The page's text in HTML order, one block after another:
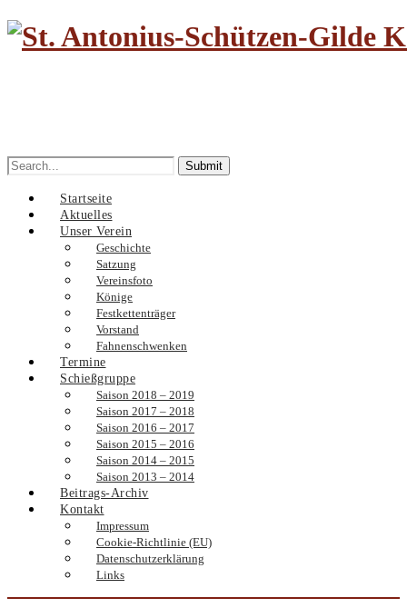
Search
for:
Startseite
Aktuelles
Unser Verein
Geschichte
Satzung
Vereinsfoto
Könige
Festkettenträger
Vorstand
Fahnenschwenken
Termine
Schießgruppe
Saison 2018 – 2019
Saison 2017 – 2018
Saison 2016 – 2017
Saison 2015 – 2016
Saison 2014 – 2015
Saison 2013 – 2014
Beitrags-Archiv
Kontakt
Impressum
Cookie-Richtlinie (EU)
Datenschutzerklärung
Links